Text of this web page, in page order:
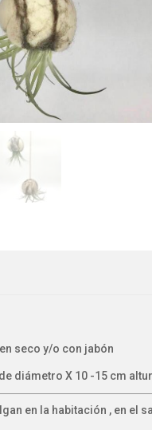
seco y/o con jabón
diámetro X 10 -15 cm
en la habitación , en el